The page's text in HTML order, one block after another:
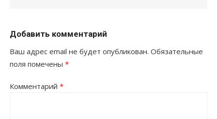
Добавить комментарий
Ваш адрес email не будет опубликован. Обязательные
поля помечены *
Комментарий *